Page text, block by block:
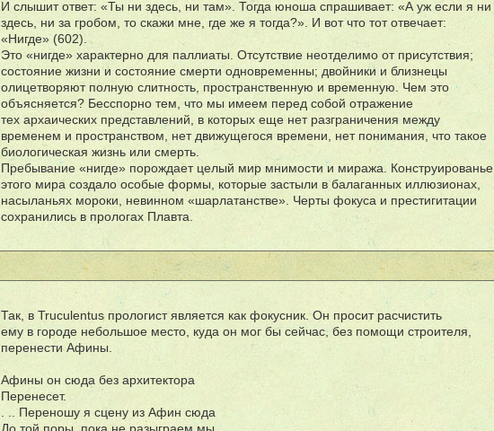
И слышит ответ: «Ты ни здесь, ни там». Тогда юноша спрашивает: «А уж если я ни
здесь, ни за гробом, то скажи мне, где же я тогда?». И вот что тот отвечает:
«Нигде» (602).
Это «нигде» характерно для паллиаты. Отсутствие неотделимо от присутствия;
состояние жизни и состояние смерти одновременны; двойники и близнецы
олицетворяют полную слитность, пространственную и временную. Чем это
объясняется? Бесспорно тем, что мы имеем перед собой отражение
тех архаических представлений, в которых еще нет разграничения между
временем и пространством, нет движущегося времени, нет понимания, что такое
биологическая жизнь или смерть.
Пребывание «нигде» порождает целый мир мнимости и миража. Конструированье
этого мира создало особые формы, которые застыли в балаганных иллюзионах,
насыланьях мороки, невинном «шарлатанстве». Черты фокуса и престигитации
сохранились в прологах Плавта.
Так, в Truculentus прологист является как фокусник. Он просит расчистить
ему в городе небольшое место, куда он мог бы сейчас, без помощи строителя,
перенести Афины.
Афины он сюда без архитектора
Перенесет.
. .. Переношу я сцену из Афин сюда
До той поры, пока не разыграем мы